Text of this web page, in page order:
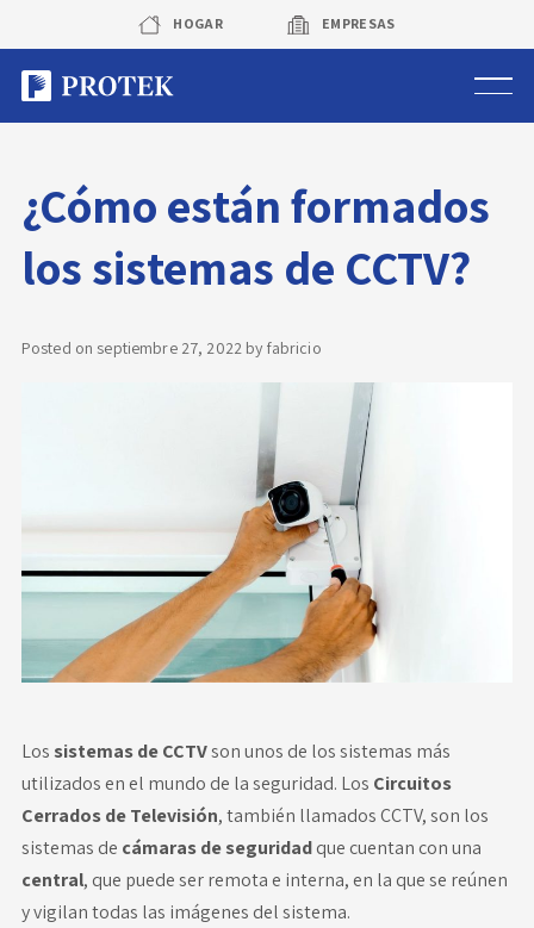
content
HOGAR EMPRESAS
Sistema de cámaras
Rastreo vehicular GPS
Protek Personas
Corredora de seguros
Sobre Protek
Trabaja con nosotros
Novedades
Faq
Área de clientes
¿Cómo están formados
los sistemas de CCTV?
Posted on septiembre 27, 2022 by fabricio
Los sistemas de CCTVson unos de los sistemas más
utilizados en el mundo de la seguridad. Los Circuitos
Cerrados de Televisión, también llamados CCTV, son los
sistemas de cámaras de seguridadque cuentan con una
central, que puede ser remota e interna, en la que se reúnen
y vigilan todas las imágenes del sistema.